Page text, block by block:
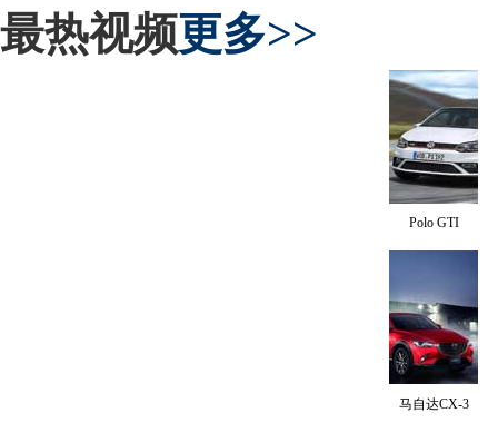
最热视频更多>>
Polo GTI
马自达CX-3